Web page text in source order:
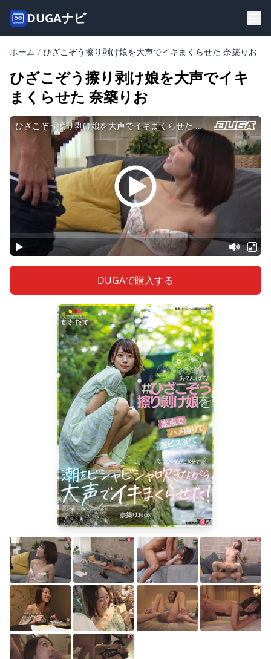
DUGAナビ
ホーム / ひざこぞう擦り剥け娘を大声でイキまくらせた 奈築りお
ひざこぞう擦り剥け娘を大声でイキ
まくらせた 奈築りお
DUGAで購入する